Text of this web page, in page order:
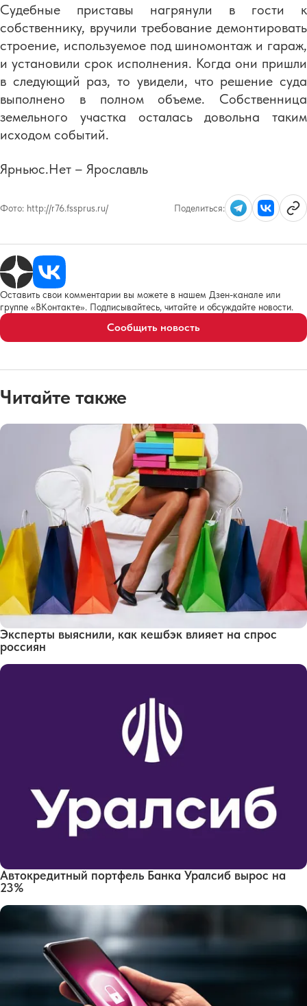
Судебные приставы нагрянули в гости к
собственнику, вручили требование демонтировать
строение, используемое под шиномонтаж и гараж,
и установили срок исполнения. Когда они пришли
в следующий раз, то увидели, что решение суда
выполнено в полном объеме. Собственница
земельного участка осталась довольна таким
исходом событий.
Ярньюс.Нет – Ярославль
Фото: http://r76.fssprus.ru/ Поделиться:
Оставить свои комментарии вы можете в нашем Дзен-канале или
группе «ВКонтакте». Подписывайтесь, читайте и обсуждайте новости.
Сообщить новость
Читайте также
Эксперты выяснили, как кешбэк влияет на спрос
россиян
Автокредитный портфель Банка Уралсиб вырос на
23%